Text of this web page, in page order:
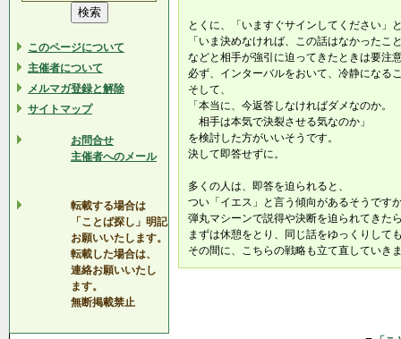
このページについて
主催者について
メルマガ登録と解除
サイトマップ
お問合せ
主催者へのメール
転載する場合は
「ことば探し」明記
お願いいたします。
転載した場合は、
連絡お願いいたし
ます。
無断掲載禁止
とくに、「いますぐサインしてください」
「いま決めなければ、この話はなかったこ
などと相手が強引に迫ってきたときは要注
必ず、インターバルをおいて、冷静になる
そして、
「本当に、今返答しなければダメなのか。
相手は本気で決裂させる気なのか」
を検討した方がいいそうです。
決して即答せずに。
多くの人は、即答を迫られると、
つい「イエス」と言う傾向があるそうです
弾丸マシーンで説得や決断を迫られてきた
まずは休憩をとり、同じ話をゆっくりして
その間に、こちらの戦略も立て直していき